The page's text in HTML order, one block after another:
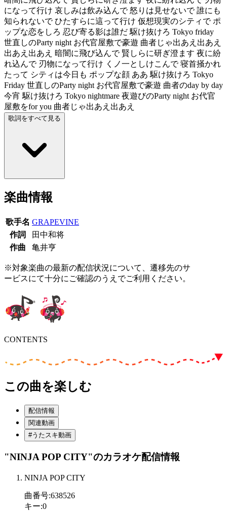
になって行け 哀しみは飲み込んで 怒りは見せないで 誰にも
知られないで ひたすらに這って行け 仮想現実のシティで ポ
ップな恋をしろ 忍び寄る影は誰だ 駆け抜けろ Tokyo friday
世直しのParty night お代官屋敷で豪遊 曲者じゃ出あえ出あえ
出あえ出あえ 暗闇に飛び込んで 賢しらに研ぎ澄ます 夜に紛
れ込んで 刃物になって行け くノ一としけこんで 寝首掻かれ
たって シティは今日も ポップな顔 ああ 駆け抜けろ Tokyo
Friday 世直しのParty night お代官屋敷で豪遊 曲者のday by day
今宵 駆け抜けろ Tokyo nightmare 夜遊びのParty night お代官
屋敷をfor you 曲者じゃ出あえ出あえ
歌詞をすべて見る
楽曲情報
歌手名 GRAPEVINE
作詞
田中和将
作曲
亀井亨
※対象楽曲の最新の配信状況について、遷移先のサ
ービスにて十分にご確認のうえでご利用ください。
CONTENTS
この曲を楽しむ
配信情報
関連動画
#うたスキ動画
"NINJA POP CITY"のカラオケ配信情報
NINJA POP CITY
曲番号:638526
キー:0